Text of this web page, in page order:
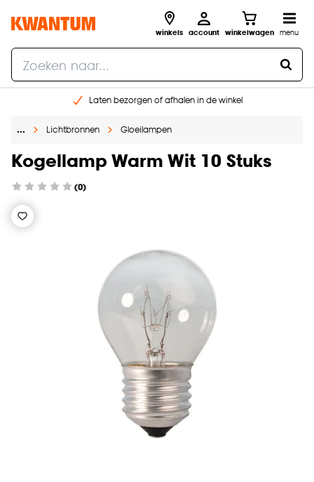
winkels account winkelwagen menu
Laten bezorgen of afhalen in de winkel
Gratis raam advies en inmeten aan huis
… Lichtbronnen Gloeilampen
Kogellamp Warm Wit 10 Stuks
(0)